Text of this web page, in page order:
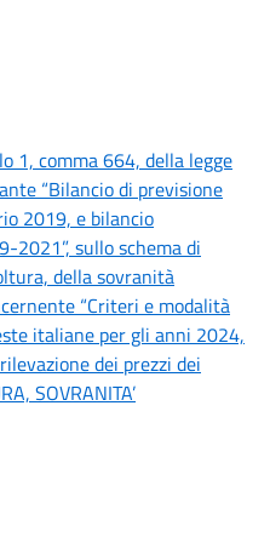
1, comma 664, della legge
“Bilancio di previsione
2019, e bilancio
sullo schema di
della sovranità
“Criteri e modalità
italiane per gli anni 2024,
dei prezzi dei
SOVRANITA’